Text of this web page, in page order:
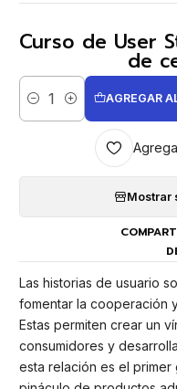
Curso de User
de
Cantidad
AGREGAR
Mostrar
Las historias de usuario
fomentar la cooperación
Estas permiten crear un
consumidores y
esta relación es el